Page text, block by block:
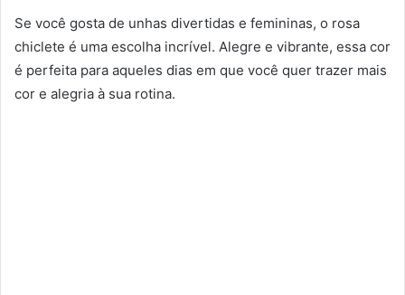
Se você gosta de unhas divertidas e femininas, o rosa
chiclete é uma escolha incrível. Alegre e vibrante, essa cor
é perfeita para aqueles dias em que você quer trazer mais
cor e alegria à sua rotina.